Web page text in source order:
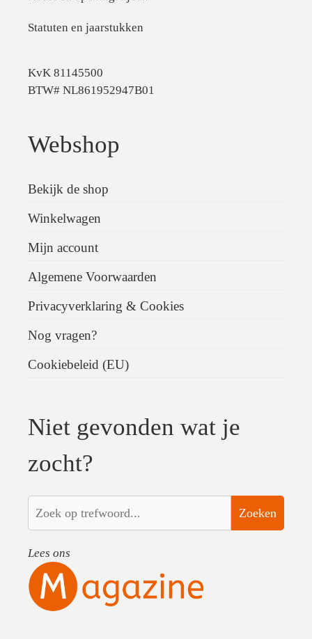
Statuten en jaarstukken
KvK 81145500
BTW# NL861952947B01
Webshop
Bekijk de shop
Winkelwagen
Mijn account
Algemene Voorwaarden
Privacyverklaring & Cookies
Nog vragen?
Cookiebeleid (EU)
Niet gevonden wat je
zocht?
Zoeken
Lees ons